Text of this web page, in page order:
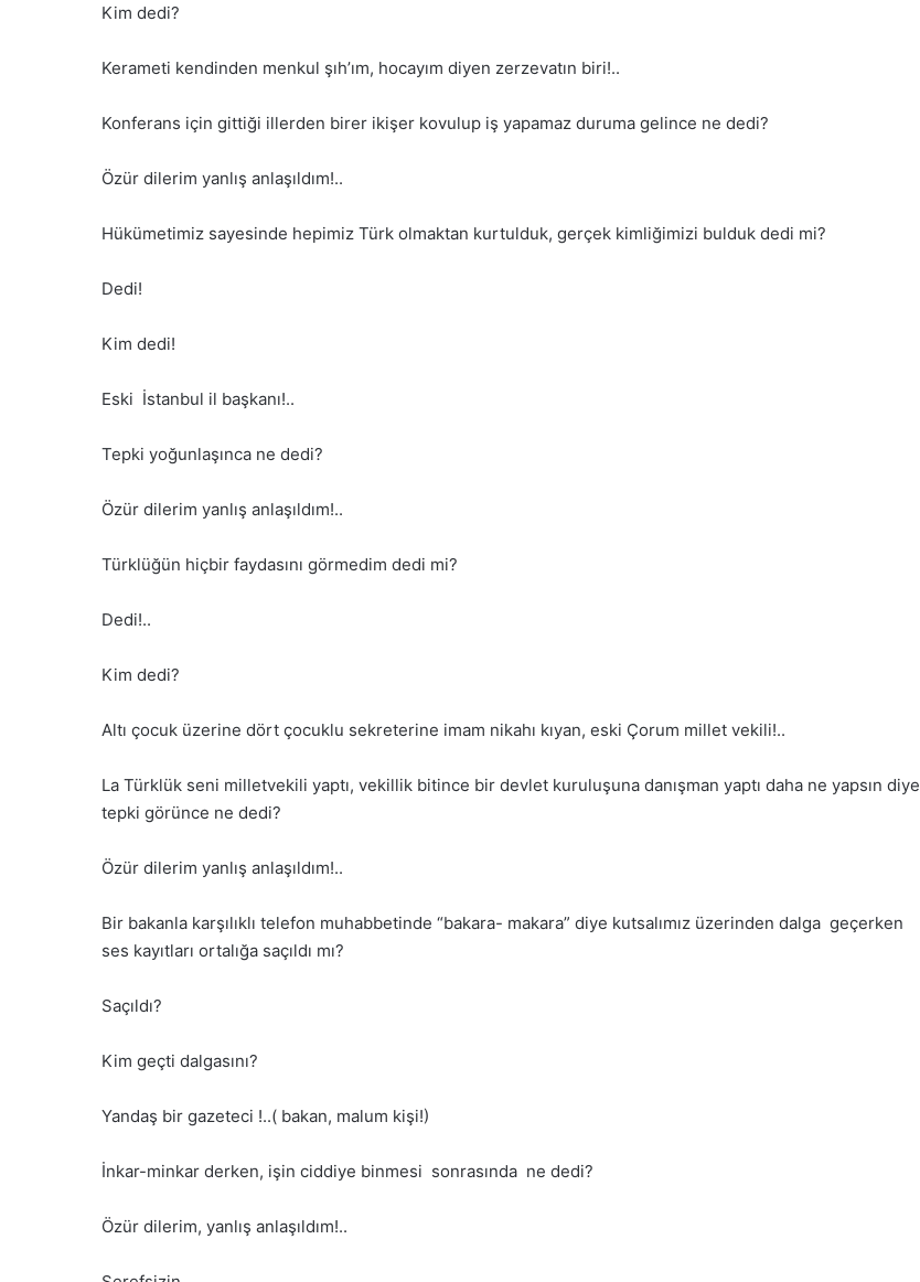
Kim dedi?
Kerameti kendinden menkul şıh’ım, hocayım diyen zerzevatın biri!..
Konferans için gittiği illerden birer ikişer kovulup iş yapamaz duruma gelince ne dedi?
Özür dilerim yanlış anlaşıldım!..
Hükümetimiz sayesinde hepimiz Türk olmaktan kurtulduk, gerçek kimliğimizi bulduk dedi mi?
Dedi!
Kim dedi!
Eski İstanbul il başkanı!..
Tepki yoğunlaşınca ne dedi?
Özür dilerim yanlış anlaşıldım!..
Türklüğün hiçbir faydasını görmedim dedi mi?
Dedi!..
Kim dedi?
Altı çocuk üzerine dört çocuklu sekreterine imam nikahı kıyan, eski Çorum millet vekili!..
La Türklük seni milletvekili yaptı, vekillik bitince bir devlet kuruluşuna danışman yaptı daha ne yapsın diye
tepki görünce ne dedi?
Özür dilerim yanlış anlaşıldım!..
Bir bakanla karşılıklı telefon muhabbetinde “bakara- makara” diye kutsalımız üzerinden dalga geçerken
ses kayıtları ortalığa saçıldı mı?
Saçıldı?
Kim geçti dalgasını?
Yandaş bir gazeteci !..( bakan, malum kişi!)
İnkar-minkar derken, işin ciddiye binmesi sonrasında ne dedi?
Özür dilerim, yanlış anlaşıldım!..